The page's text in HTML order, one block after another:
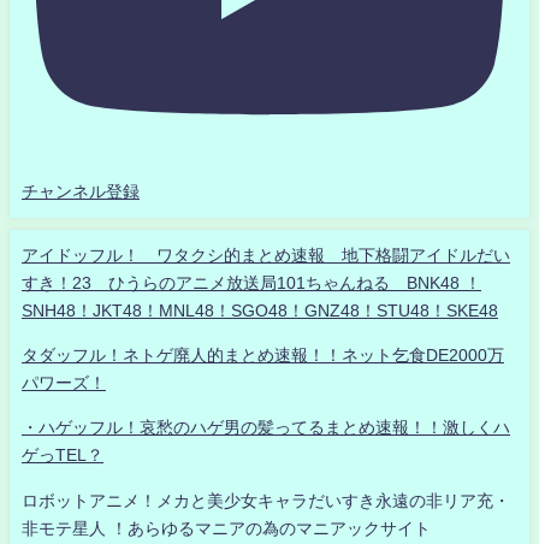
チャンネル登録
アイドッフル！ ワタクシ的まとめ速報 地下格闘アイドルだい
すき！23 ひうらのアニメ放送局101ちゃんねる BNK48 ！
SNH48！JKT48！MNL48！SGO48！GNZ48！STU48！SKE48
タダッフル！ネトゲ廃人的まとめ速報！！ネット乞食DE2000万
パワーズ！
・ハゲッフル！哀愁のハゲ男の髪ってるまとめ速報！！激しくハ
ゲっTEL？
ロボットアニメ！メカと美少女キャラだいすき永遠の非リア充・
非モテ星人 ！あらゆるマニアの為のマニアックサイト